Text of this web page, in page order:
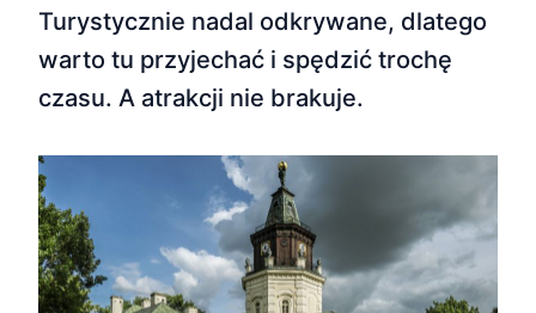
Turystycznie nadal odkrywane, dlatego
warto tu przyjechać i spędzić trochę
czasu. A atrakcji nie brakuje.